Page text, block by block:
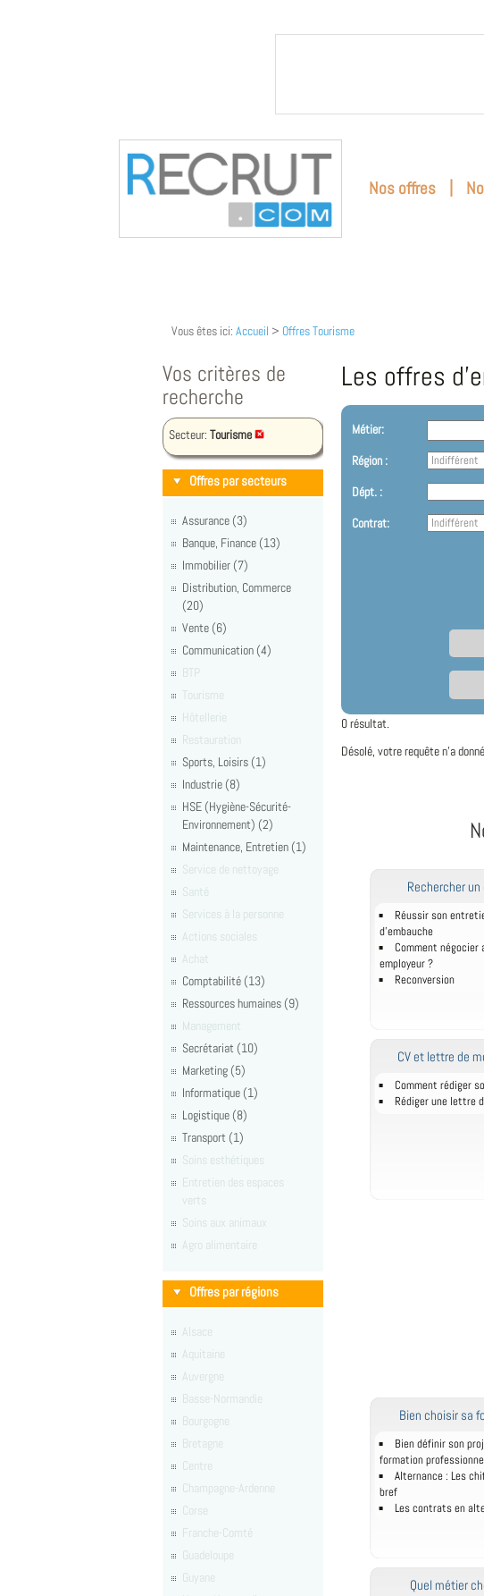
Nos offres |
Vous êtes ici: Accueil > Offres Tourisme
Vos critères de
recherche
Secteur: Tourisme
Offres par secteurs
Assurance (3)
Banque, Finance (13)
Immobilier (7)
Distribution, Commerce
(20)
Vente (6)
Communication (4)
BTP
Tourisme
Hôtellerie
Restauration
Sports, Loisirs (1)
Industrie (8)
HSE (Hygiène-Sécurité-
Environnement) (2)
Maintenance, Entretien (1)
Service de nettoyage
Santé
Services à la personne
Actions sociales
Achat
Comptabilité (13)
Ressources humaines (9)
Management
Secrétariat (10)
Marketing (5)
Informatique (1)
Logistique (8)
Transport (1)
Soins esthétiques
Entretien des espaces
verts
Soins aux animaux
Agro alimentaire
Offres par régions
Alsace
Aquitaine
Auvergne
Basse-Normandie
Bourgogne
Bretagne
Centre
Champagne-Ardenne
Corse
Franche-Comté
Guadeloupe
Guyane
Les offres
Métier:
Région :
Dépt. :
Contrat:
0 résultat.
Désolé, votre requête n'a
Rechercher
Réussir son
d'embauche
Comment négocier
employeur ?
Reconversion
CV et lettre de
Comment rédiger
Rédiger une lettre
Bien choisir sa
Bien définir son
formation
Alternance : Les
bref
Les contrats en
Quel métier